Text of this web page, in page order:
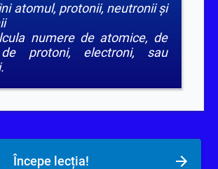
atomul, protonii, neutronii și
numere de atomice, de
protoni, electroni, sau
Începe lecția!